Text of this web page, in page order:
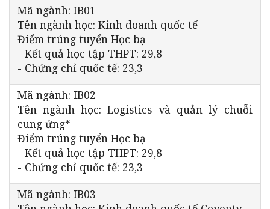
Mã ngành: IB01
Tên ngành học: Kinh doanh quốc tế
Điểm trúng tuyển Học bạ
- Kết quả học tập THPT: 29,8
- Chứng chỉ quốc tế: 23,3
Mã ngành: IB02
Tên ngành học: Logistics và quản lý chuỗi
cung ứng*
Điểm trúng tuyển Học bạ
- Kết quả học tập THPT: 29,8
- Chứng chỉ quốc tế: 23,3
Mã ngành: IB03